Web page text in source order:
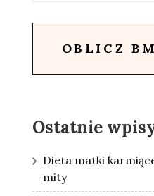
OBLICZ
Ostatnie
Dieta matki
mity